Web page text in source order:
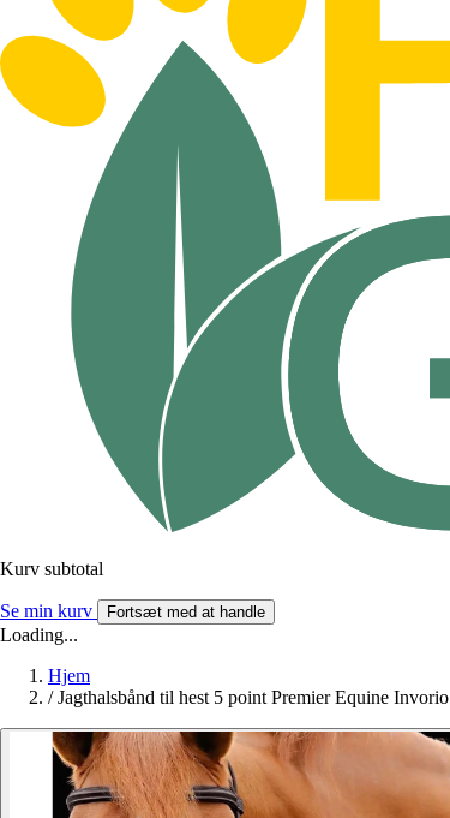
Kurv subtotal
Se min kurv Fortsæt med at handle
Loading...
Hjem
/ Jagthalsbånd til hest 5 point Premier Equine Invorio